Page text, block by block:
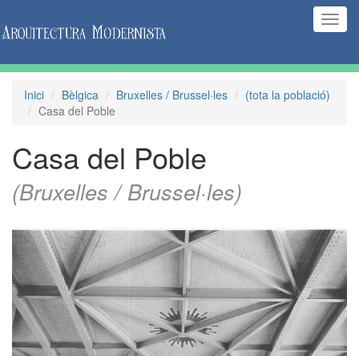
Inici Bèlgica Bruxelles / Brussel·les
(tota la població)
Casa del Poble
Casa del Poble
(Bruxelles / Brussel·les)